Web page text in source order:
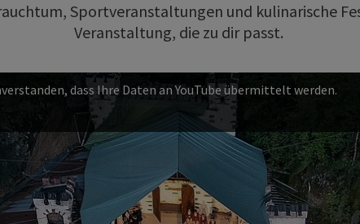
Sportveranstaltungen und kulinarische
Veranstaltung, die zu dir passt.
dass Ihre Daten an YouTube übermittelt werden.